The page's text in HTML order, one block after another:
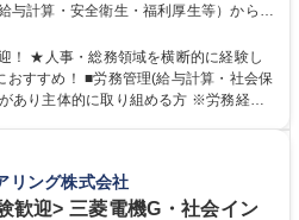
与計算・安全衛生・福利厚生等）からお
・教育業務へ守備範囲を広げ、組織運
間管理、給与
理、安全衛生、健康経営推進等をお任せ
理など、幅広く経験を積んでいただき
な環境です。 募集職種 【総
プ/組織運営を支えるゼネラリストを目
！ ★人事・総務領域を横断的に経験し
(給与計算・社会保
あり主体的に取り組める方 ※労務経験
会保険手続き・勤怠管理など）の経験
リング株式会社
歓迎> 三菱電機G・社会イン